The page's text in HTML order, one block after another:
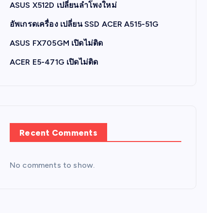
ASUS X512D เปลี่ยนลำโพงใหม่
อัพเกรดเครื่อง เปลี่ยน SSD ACER A515-51G
ASUS FX705GM เปิดไม่ติด
ACER E5-471G เปิดไม่ติด
Recent Comments
No comments to show.